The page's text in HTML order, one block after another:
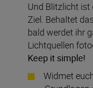
Und Blitzlicht ist
Ziel. Behaltet
bald werdet ihr
Lichtquellen
Keep it simple!
Widmet